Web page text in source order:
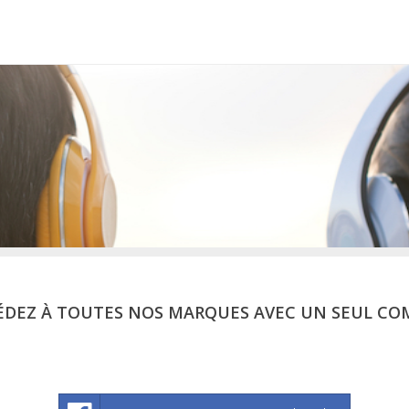
À TOUTES NOS MARQUES AVEC UN SEUL